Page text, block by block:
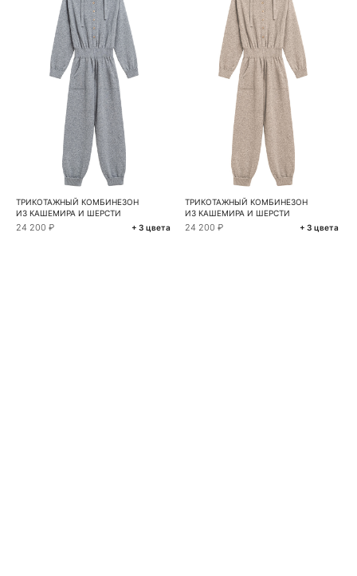
ТРИКОТАЖНЫЙ КОМБИНЕЗОН
ИЗ КАШЕМИРА И ШЕРСТИ
24 200 ₽ + 3 цвета
ТРИКОТАЖНЫЙ КОМБИНЕЗОН
ИЗ КАШЕМИРА И ШЕРСТИ
24 200 ₽ + 3 цвета